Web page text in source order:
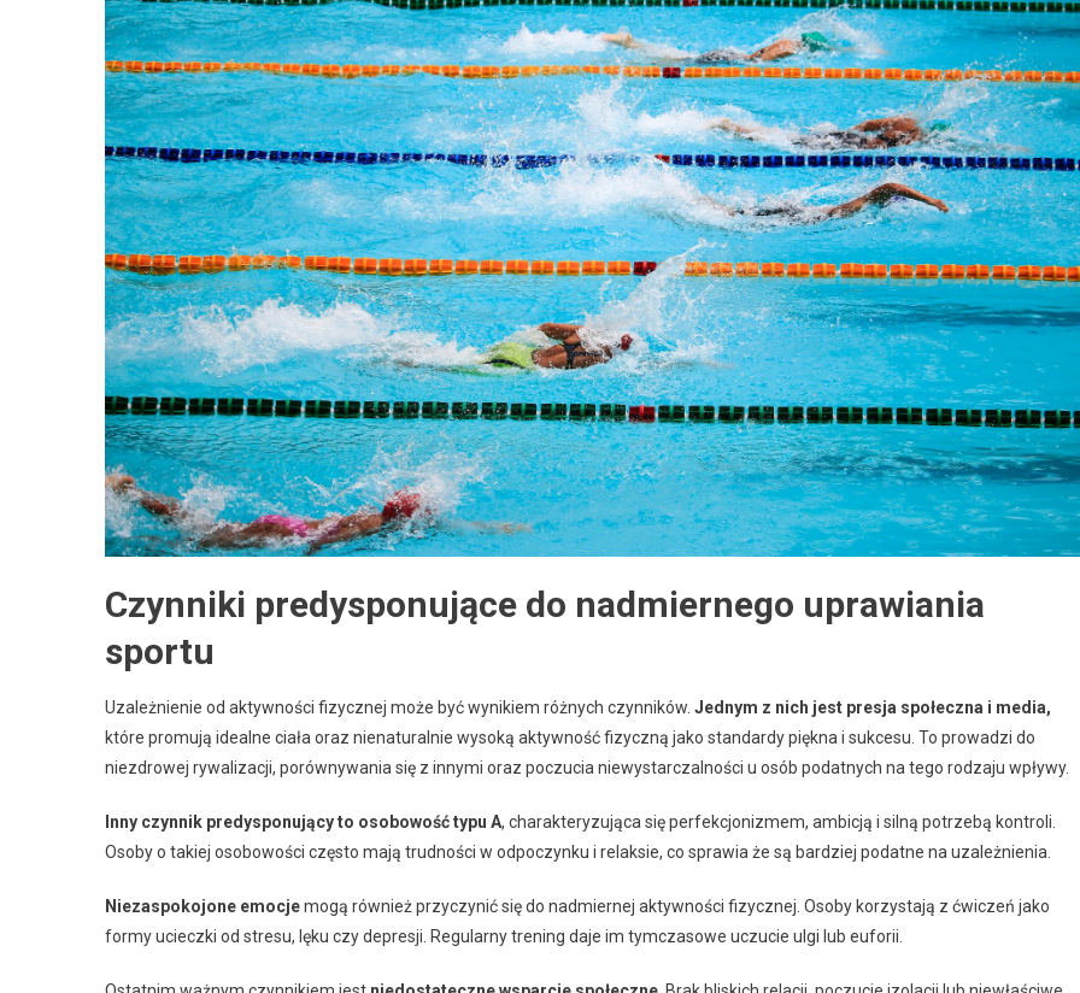
Czynniki predysponujące do nadmiernego uprawiania
sportu
Uzależnienie od aktywności fizycznej może być wynikiem różnych czynników. Jednym z nich jest presja społeczna i media,
które promują idealne ciała oraz nienaturalnie wysoką aktywność fizyczną jako standardy piękna i sukcesu. To prowadzi do
niezdrowej rywalizacji, porównywania się z innymi oraz poczucia niewystarczalności u osób podatnych na tego rodzaju wpływy.
Inny czynnik predysponujący to osobowość typu A, charakteryzująca się perfekcjonizmem, ambicją i silną potrzebą kontroli.
Osoby o takiej osobowości często mają trudności w odpoczynku i relaksie, co sprawia że są bardziej podatne na uzależnienia.
Niezaspokojone emocjemogą również przyczynić się do nadmiernej aktywności fizycznej. Osoby korzystają z ćwiczeń jako
formy ucieczki od stresu, lęku czy depresji. Regularny trening daje im tymczasowe uczucie ulgi lub euforii.